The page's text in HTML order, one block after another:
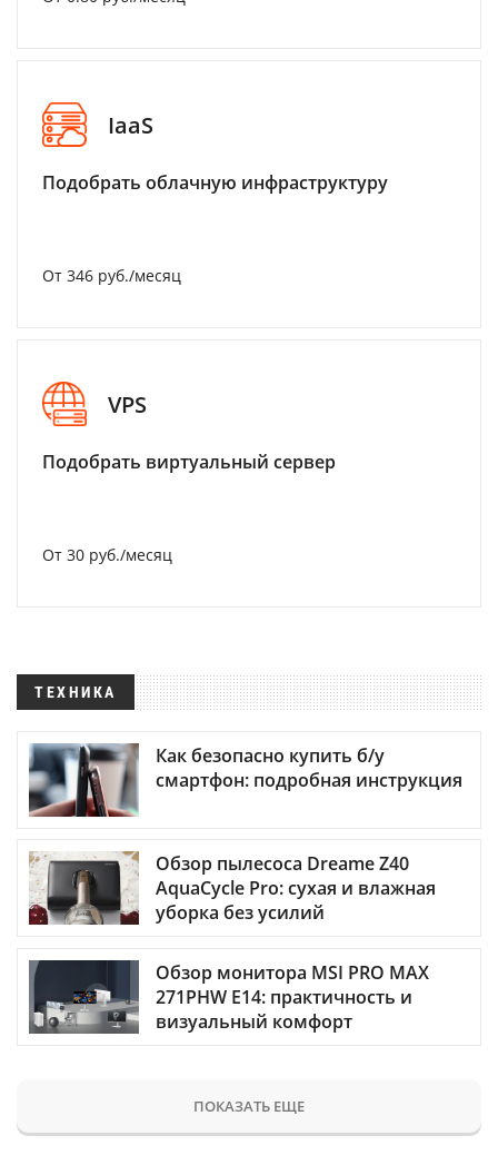
IaaS
Подобрать облачную инфраструктуру
От 346 руб./месяц
VPS
Подобрать виртуальный сервер
От 30 руб./месяц
ТЕХНИКА
Как безопасно купить б/у
смартфон: подробная инструкция
Обзор пылесоса Dreame Z40
AquaCycle Pro: сухая и влажная
уборка без усилий
Обзор монитора MSI PRO MAX
271PHW E14: практичность и
визуальный комфорт
ПОКАЗАТЬ ЕЩЕ